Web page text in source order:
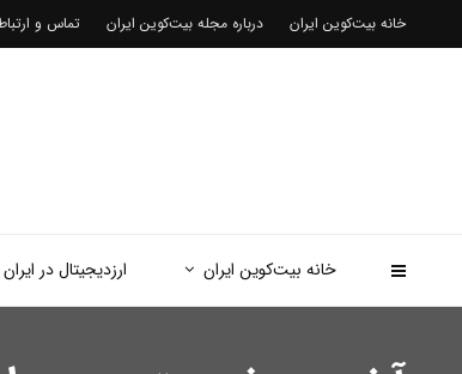
خانه بیت‌کوین ایران ارزدیجیتال در
خانه بیت‌کوین ایران درباره مجله بیت‌کوین ایران تماس و